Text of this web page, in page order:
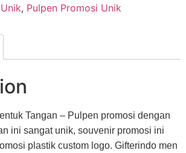
, Pulpen Promosi Unik
Tangan – Pulpen promosi dengan
ini sangat unik, souvenir promosi ini
plastik custom logo. Gifterindo men